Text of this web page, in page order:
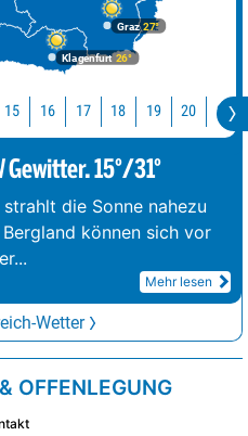
Graz27°
Klagenfurt 26°
15 16 17 18 19 20 21
15°/31°
die Sonne nahezu
können sich vor
...
Mehr lesen
Wetter
OFFENLEGUNG